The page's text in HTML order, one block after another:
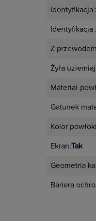
Identyfikacja
Identyfikacja
Z
Żyła
Materiał
Gatunek
Kolor
Ekran:Tak
Geometria
Bariera